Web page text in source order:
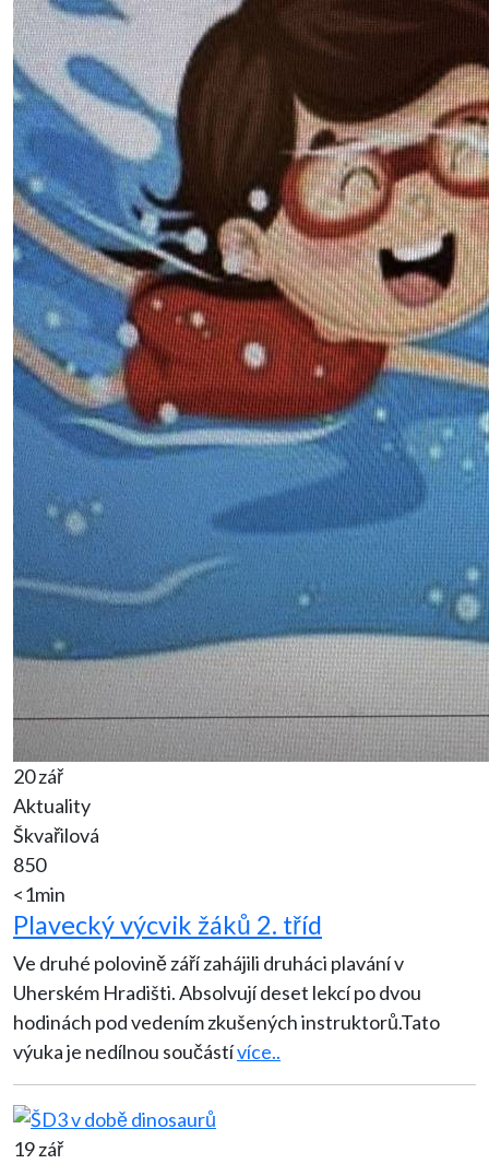
20 zář
Aktuality
Škvařilová
850
<1min
Plavecký výcvik žáků 2. tříd
Ve druhé polovině září zahájili druháci plavání v
Uherském Hradišti. Absolvují deset lekcí po dvou
hodinách pod vedením zkušených instruktorů.Tato
výuka je nedílnou součástívíce..
19 zář